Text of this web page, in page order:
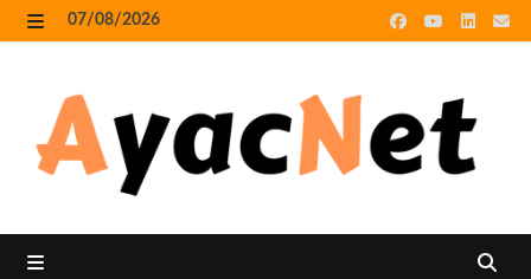
Skip
to
07/08/2026